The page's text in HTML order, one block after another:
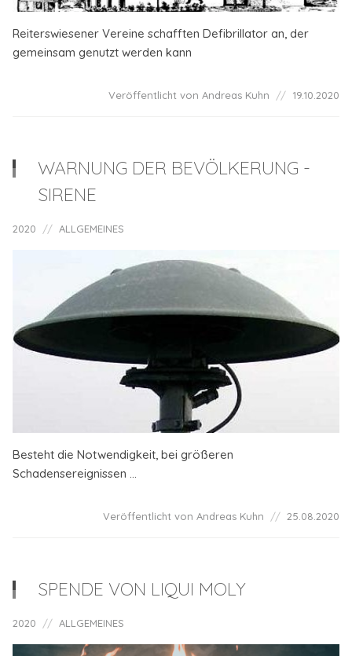
Reiterswiesener Vereine schafften Defibrillator an, der
gemeinsam genutzt werden kann
Veröffentlicht von Andreas Kuhn 19.10.2020
WARNUNG DER BEVÖLKERUNG -
SIRENE
2020 ALLGEMEINES
Besteht die Notwendigkeit, bei größeren
Schadensereignissen ...
Veröffentlicht von Andreas Kuhn 25.08.2020
SPENDE VON LIQUI MOLY
2020 ALLGEMEINES